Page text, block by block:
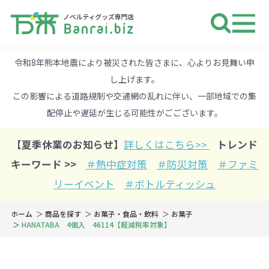
令和8年熊本地震により被災された皆さまに、心よりお見舞い申
し上げます。
この影響による道路規制や交通網の乱れに伴い、一部地域での集
配停止や遅延が生じる可能性がごございます。
【夏季休業のお知らせ】 詳しくはこちら>>
トレンド
キーワード >>
＃熱中症対策 ＃防災対策
＃ファミ
リーイベント
＃ボトルティッシュ
ホーム 商品を探す お菓子・食品・飲料
お菓子
HANATABA 4個入 46114【軽減税率対象】